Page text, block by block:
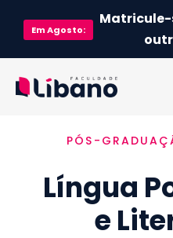
EmAgosto:
Matricule-
Ementa
Como funciona
Credenciamento MEC
PÓS-
Língua
e